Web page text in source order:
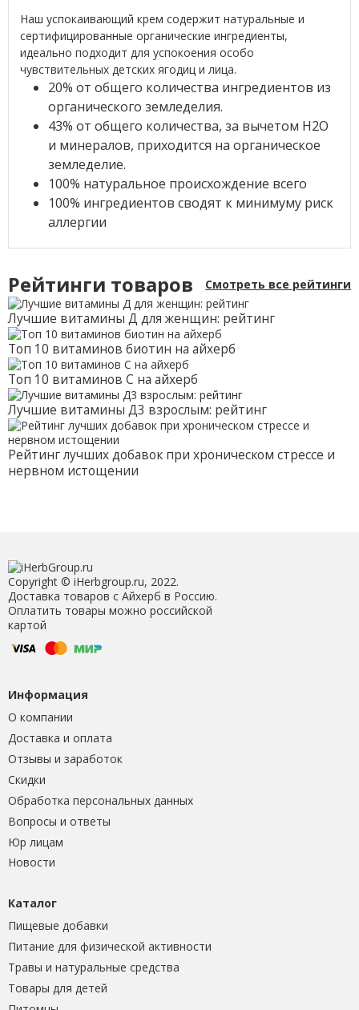
Наш успокаивающий крем содержит натуральные и
сертифицированные органические ингредиенты,
идеально подходит для успокоения особо
чувствительных детских ягодиц и лица.
20% от общего количества ингредиентов из
органического земледелия.
43% от общего количества, за вычетом H2O
и минералов, приходится на органическое
земледелие.
100% натуральное происхождение всего
100% ингредиентов сводят к минимуму риск
аллергии
Рейтинги товаров Смотреть все рейтинги
Лучшие витамины Д для женщин: рейтинг
Топ 10 витаминов биотин на айхерб
Топ 10 витаминов С на айхерб
Лучшие витамины Д3 взрослым: рейтинг
Рейтинг лучших добавок при хроническом стрессе и
нервном истощении
Copyright © iHerbgroup.ru, 2022.
Доставка товаров с Айхерб в Россию.
Оплатить товары можно российской
картой
Информация
О компании
Доставка и оплата
Отзывы и заработок
Скидки
Обработка персональных данных
Вопросы и ответы
Юр лицам
Новости
Каталог
Пищевые добавки
Питание для физической активности
Травы и натуральные средства
Товары для детей